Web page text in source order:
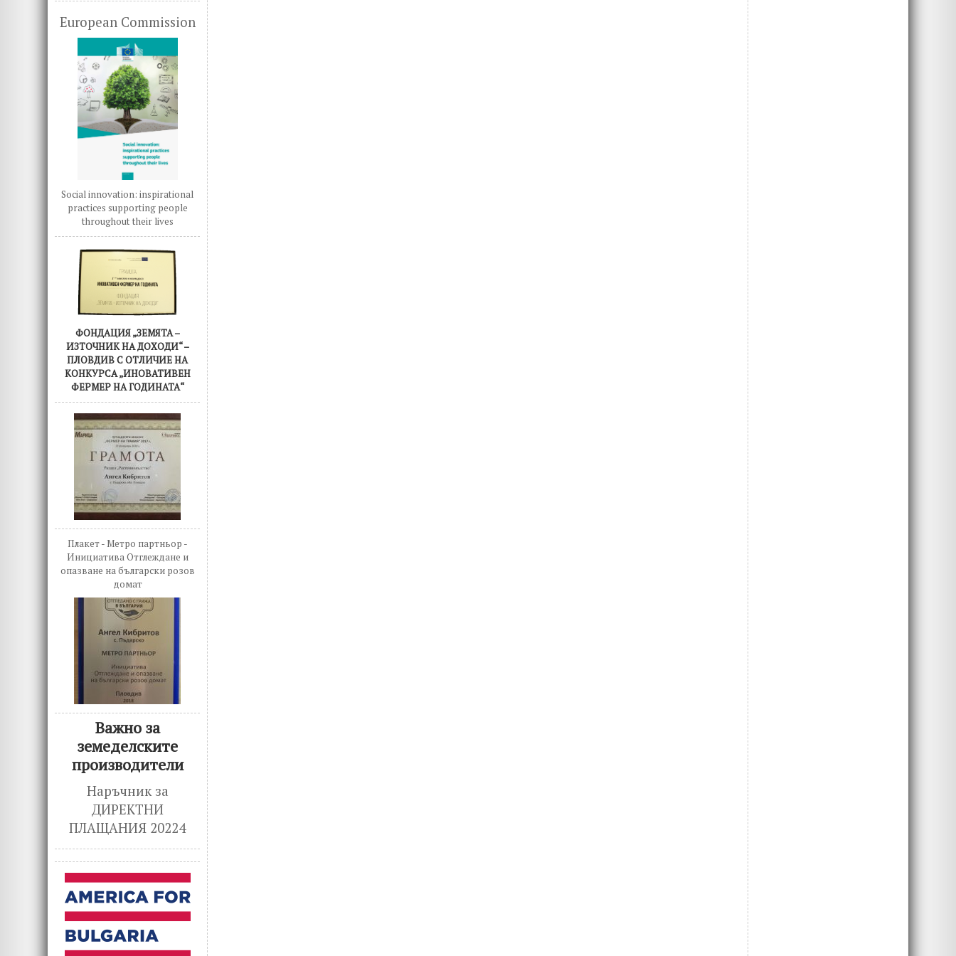
European Commission
Social innovation: inspirational
practices supporting people
throughout their lives
ФОНДАЦИЯ „ЗЕМЯТА –
ИЗТОЧНИК НА ДОХОДИ“ –
ПЛОВДИВ С ОТЛИЧИЕ НА
КОНКУРСА „ИНОВАТИВЕН
ФЕРМЕР НА ГОДИНАТА“
Плакет - Метро партньор -
Инициатива Отглеждане и
опазване на български розов
домат
Важно за
земеделските
производители
Наръчник за
ДИРЕКТНИ
ПЛАЩАНИЯ 20224